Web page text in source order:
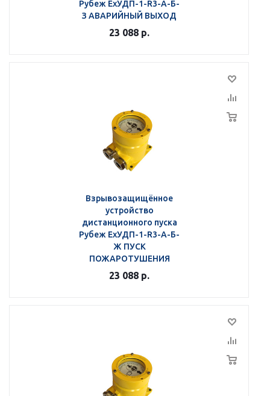
Рубеж ЕхУДП-1-R3-А-Б-
З АВАРИЙНЫЙ ВЫХОД
23 088 р.
Взрывозащищённое
устройство
дистанционного пуска
Рубеж ЕхУДП-1-R3-А-Б-
Ж ПУСК
ПОЖАРОТУШЕНИЯ
23 088 р.